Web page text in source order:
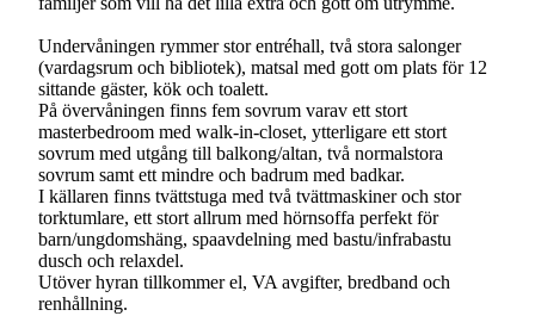
Undervåningen rymmer stor entréhall, två stora salonger
(vardagsrum och bibliotek), matsal med gott om plats för 12
sittande gäster, kök och toalett.
På övervåningen finns fem sovrum varav ett stort
masterbedroom med walk-in-closet, ytterligare ett stort
sovrum med utgång till balkong/altan, två normalstora
sovrum samt ett mindre och badrum med badkar.
I källaren finns tvättstuga med två tvättmaskiner och stor
torktumlare, ett stort allrum med hörnsoffa perfekt för
barn/ungdomshäng, spaavdelning med bastu/infrabastu
dusch och relaxdel.
Utöver hyran tillkommer el, VA avgifter, bredband och
renhållning.